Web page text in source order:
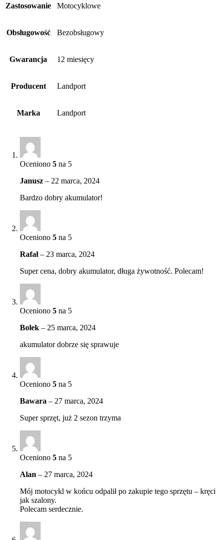
Zastosowanie Motocyklowe
Obsługowość Bezobsługowy
Gwarancja 12 miesięcy
Producent Landport
Marka Landport
Oceniono 5 na 5
Janusz – 22 marca, 2024
Bardzo dobry akumulator!
Oceniono 5 na 5
Rafał– 23 marca, 2024
Super cena, dobry akumulator, długa żywotność. Polecam!
Oceniono 5 na 5
Bolek – 25 marca, 2024
akumulator dobrze się sprawuje
Oceniono 5 na 5
Bawara – 27 marca, 2024
Super sprzęt, już 2 sezon trzyma
Oceniono 5 na 5
Alan – 27 marca, 2024
Mój motocykl w końcu odpalił po zakupie tego sprzętu – kręci
jak szalony.
Polecam serdecznie.